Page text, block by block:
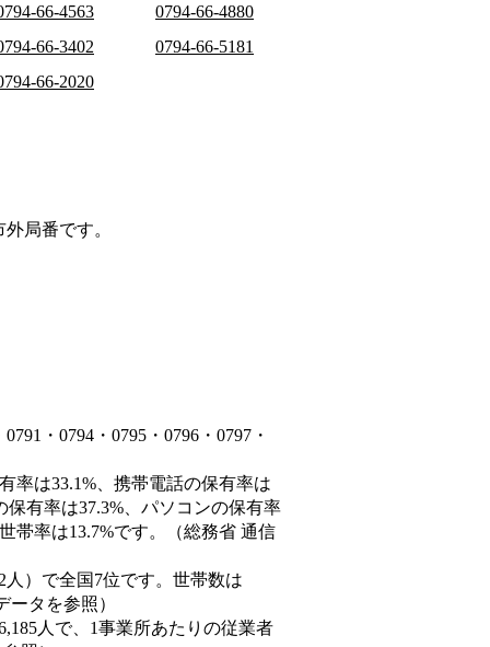
66-4563
0794-66-4880
66-3402
0794-66-5181
66-2020
局番です。
・0794・0795・0796・0797・
率は33.1%、携帯電話の保有率は
有率は37.3%、パソコンの保有率
帯率は13.7%です。（総務省 通信
人）で全国7位です。世帯数は
ータを参照）
人で、1事業所あたりの従業者